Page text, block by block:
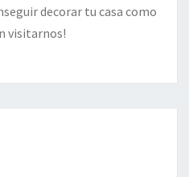
decorar tu casa como
visitarnos!